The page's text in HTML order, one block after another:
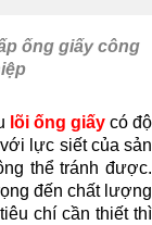
ống giấy công
lõi ống giấy có độ
lực siết của sản
thể tránh được.
đến chất lượng
chí cần thiết thì